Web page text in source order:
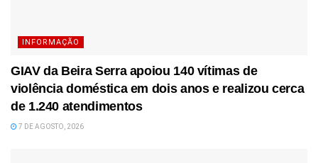
INFORMAÇÃO
GIAV da Beira Serra apoiou 140 vítimas de
violência doméstica em dois anos e realizou cerca
de 1.240 atendimentos
7 DE AGOSTO, 2026